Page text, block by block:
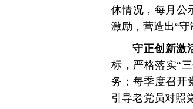
体情况，每月公
激励，营造出“守
守正创新激
标，严格落实“
务；每季度召开
引导老党员对照